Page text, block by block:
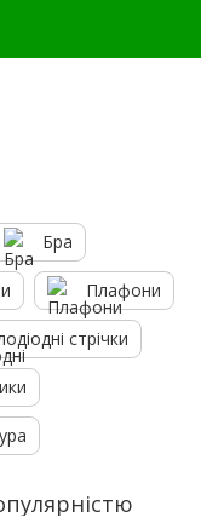
Бра
Плафони
стрічки